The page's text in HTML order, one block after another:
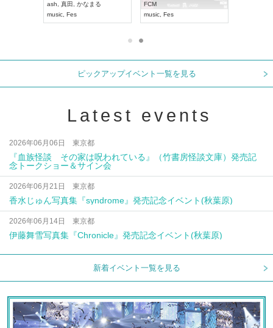
ash
真田
かなまる
music Fes
FCM
music Fes
ピックアップイベント一覧を見る
Latest events
2026年06月06日 東京都
『血族怪談 その家は呪われている』（竹書房怪談文庫）発売記
念トークショー＆サイン会
2026年06月21日 東京都
香水じゅん写真集『syndrome』発売記念イベント(秋葉原)
2026年06月14日 東京都
伊藤舞雪写真集『Chronicle』発売記念イベント(秋葉原)
新着イベント一覧を見る